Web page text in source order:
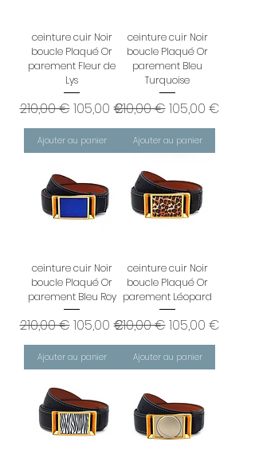
ceinture cuir Noir
boucle Plaqué Or
parement Fleur de
Lys
Prix original
210,00 €Prix promotionnel
105,00 €
Ajouter au panier
ceinture cuir Noir
boucle Plaqué Or
parement Bleu
Turquoise
Prix original
210,00 €Prix
105,00 €
Ajouter au panier
ceinture cuir Noir
boucle Plaqué Or
parement Bleu Roy
Prix original
210,00 €Prix promotionnel
105,00 €
Ajouter au panier
ceinture cuir Noir
boucle Plaqué Or
parement Léopard
Prix original
210,00 €Prix
105,00 €
Ajouter au panier